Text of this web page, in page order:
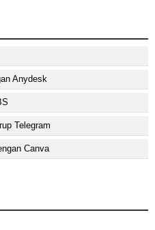
Anydesk
Telegram
Canva